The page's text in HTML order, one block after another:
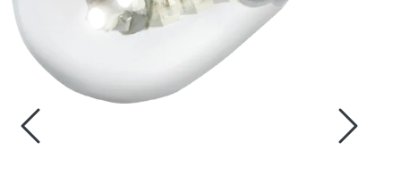
Fortøyning
Fritid/Sikkerhet